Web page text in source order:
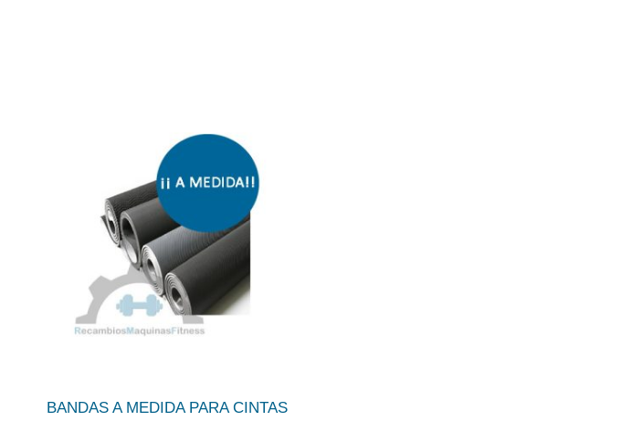
BANDAS A MEDIDA PARA CINTAS